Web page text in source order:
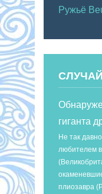
Ружьё
гиганта
Не так
любителем
окаменевшие
плиозавра